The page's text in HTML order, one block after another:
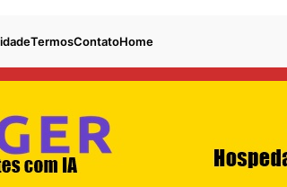
TermosContatoHome